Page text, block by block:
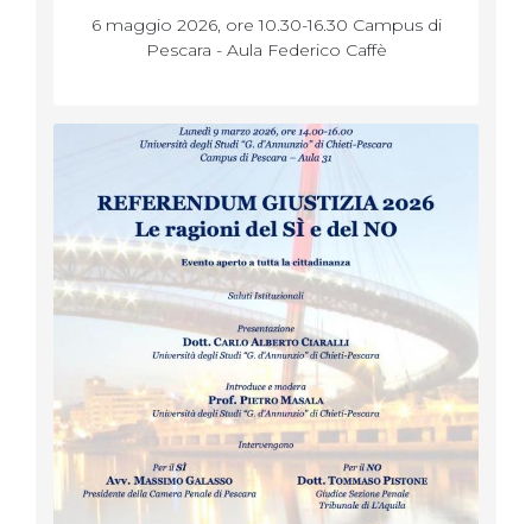
6 maggio 2026, ore 10.30-16.30 Campus di
Pescara - Aula Federico Caffè